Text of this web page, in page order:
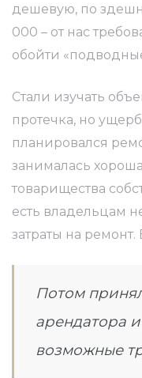
дешевую, по
000 – от нас
обойти
Стали изучать
протечка, но
планировался
занималась
товарищества
есть владельцам
затраты на
Потом
арендатора
возможные